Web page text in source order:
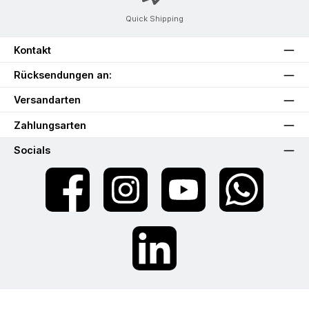
Quick Shipping
Kontakt
Rücksendungen an:
Versandarten
Zahlungsarten
Socials
Facebook Instagram YouTube WhatsApp
LinkedIn